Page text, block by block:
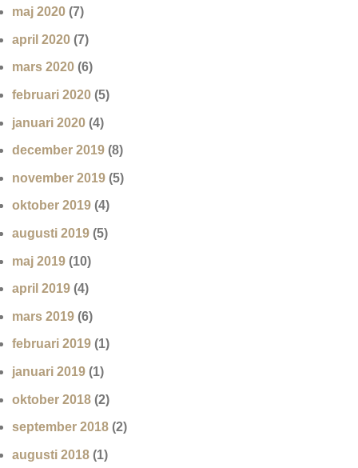
maj 2020 (7)
april 2020 (7)
mars 2020 (6)
februari 2020 (5)
januari 2020 (4)
december 2019 (8)
november 2019 (5)
oktober 2019 (4)
augusti 2019 (5)
maj 2019 (10)
april 2019 (4)
mars 2019 (6)
februari 2019 (1)
januari 2019 (1)
oktober 2018 (2)
september 2018 (2)
augusti 2018 (1)